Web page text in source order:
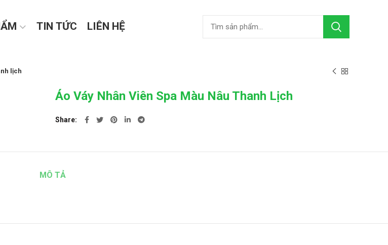
TIN TỨC LIÊN HỆ
lịch
Áo Váy Nhân Viên Spa Màu Nâu Thanh Lịch
Share
MÔ TẢ